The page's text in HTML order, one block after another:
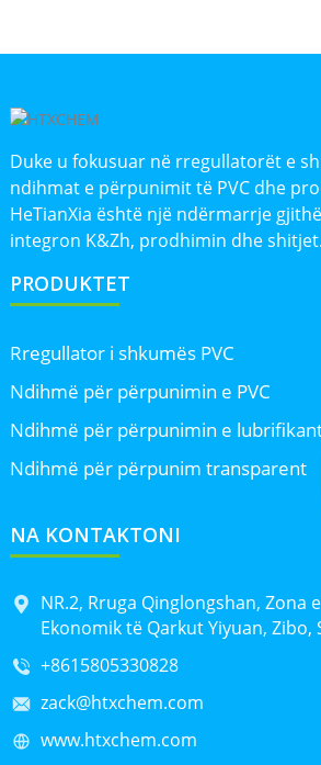
Duke u fokusuar në rregullatorët e
ndihmat e përpunimit të PVC dhe
HeTianXia është një ndërmarrje
integron K&Zh, prodhimin dhe shitjet.
PRODUKTET
Rregullator i shkumës PVC
Ndihmë për përpunimin e PVC
Ndihmë për përpunimin e
Ndihmë për përpunim transparent
NA KONTAKTONI
NR.2, Rruga Qinglongshan, Zona
Ekonomik të Qarkut Yiyuan, Zibo,
+8615805330828
zack@htxchem.com
www.htxchem.com